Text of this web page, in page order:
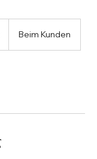
Beim Kunden